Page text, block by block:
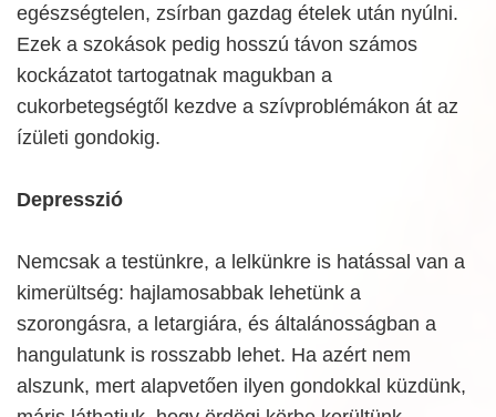
egészségtelen, zsírban gazdag ételek után nyúlni.
Ezek a szokások pedig hosszú távon számos
kockázatot tartogatnak magukban a
cukorbetegségtől kezdve a szívproblémákon át az
ízületi gondokig.
Depresszió
Nemcsak a testünkre, a lelkünkre is hatással van a
kimerültség: hajlamosabbak lehetünk a
szorongásra, a letargiára, és általánosságban a
hangulatunk is rosszabb lehet. Ha azért nem
alszunk, mert alapvetően ilyen gondokkal küzdünk,